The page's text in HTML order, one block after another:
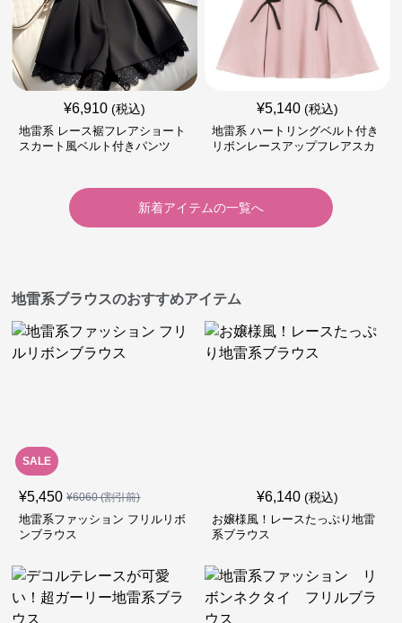
¥6,910 (税込)
地雷系 レース裾フレアショート
スカート風ベルト付きパンツ
¥5,140 (税込)
地雷系 ハートリングベルト付き
リボンレースアップフレアスカ
新着アイテムの一覧へ
地雷系ブラウスのおすすめアイテム
SALE
¥5,450 ¥6060(割引前)
地雷系ファッション フリルリボ
ンブラウス
¥6,140 (税込)
お嬢様風！レースたっぷり地雷
系ブラウス